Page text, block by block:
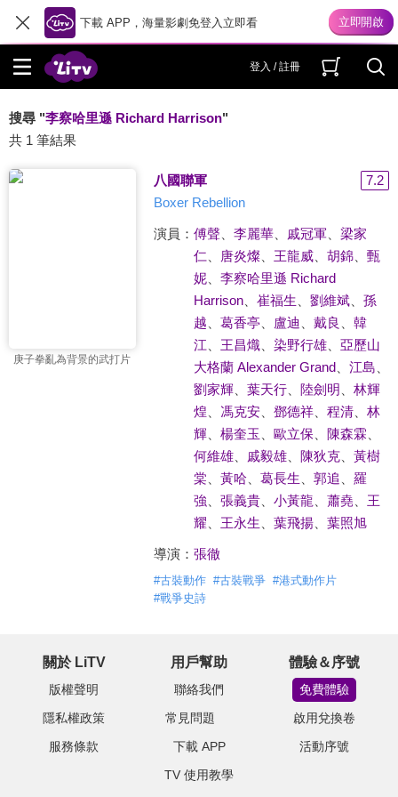
下載 APP，海量影劇免登入立即看
登入 / 註冊
搜尋 "李察哈里遜 Richard Harrison"
共 1 筆結果
庚子拳亂為背景的武打片
八國聯軍
7.2
Boxer Rebellion
演員： 傅聲、 李麗華、 戚冠軍、 梁家
仁
唐炎燦、 王龍威、 胡錦、 甄
妮、 李察哈里遜 Richard
Harrison、 崔福生 劉維斌、 孫
越
葛香亭、 盧迪 戴良
韓
江
王昌熾、 染野行雄、 亞歷山
大格蘭 Alexander Grand、 江島
劉家輝、 葉天行、 陸劍明
林輝
煌
馮克安、 鄧德祥、 程清、 林
輝、 楊奎玉 歐立保 陳森霖
何維雄、 戚毅雄、 陳狄克、 黃樹
棠
黃哈、 葛長生 郭追
羅
強
張義貴、 小黃龍 蕭堯
王
耀
王永生 葉飛揚、 葉照旭
導演： 張徹
#古裝動作 #古裝戰爭 #港式動作片
#戰爭史詩
關於 LiTV
版權聲明
隱私權政策
服務條款
用戶幫助
聯絡我們
常見問題
下載 APP
TV 使用教學
體驗＆序號
免費體驗
啟用兌換卷
活動序號